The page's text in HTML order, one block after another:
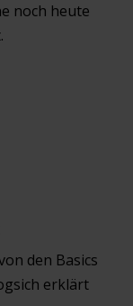
noch heute
den Basics
erklärt